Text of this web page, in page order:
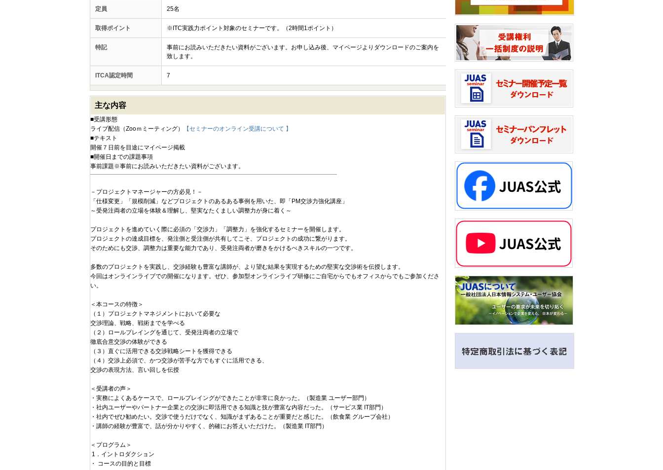
定員 25名
取得ポイント ※ITC実践力ポイント対象のセミナーです。（2時間1ポイント）
特記
事前にお読みいただきたい資料がございます。お申し込み後、マイページよりダウンロードのご案内を
致します。
ITCA認定時間 7
主な内容
■受講形態
ライブ配信（Zooｍミーティング）
【セミナーのオンライン受講について 】
■テキスト
開催７日前を目途にマイページ掲載
■開催日までの課題事項
事前課題※事前にお読みいただきたい資料がございます。
－プロジェクトマネージャーの方必見！－
「仕様変更」「規模削減」などプロジェクトのあるある事例を用いた、即「PM交渉力強化講座」
～受発注両者の立場を体験＆理解し、堅実なたくましい調整力が身に着く～
プロジェクトを進めていく際に必須の「交渉力」「調整力」を強化するセミナーを開催します。
プロジェクトの達成目標を、発注側と受注側が共有してこそ、プロジェクトの成功に繋がります。
そのためにも交渉、調整力は重要な能力であり、受発注両者が磨きをかけるべきスキルの一つです。
多数のプロジェクトを実践し、交渉経験も豊富な講師が、より望む結果を実現するための堅実な交渉術を伝授します。
今回はオンラインライブでの開催になります。ぜひ、参加型オンラインライブ研修にご自宅からでもオフィスからでもご参加くださ
い。
＜本コースの特徴＞
（１）プロジェクトマネジメントにおいて必要な
交渉理論、戦略、戦術までを学べる
（２）ロールプレイングを通じて、受発注両者の立場で
徹底合意交渉の体験ができる
（３）直ぐに活用できる交渉戦略シートを獲得できる
（４）交渉上必須で、かつ交渉が苦手な方でもすぐに活用できる、
交渉の表現方法、言い回しを伝授
＜受講者の声＞
・実務によくあるケースで、ロールプレイングができたことが非常に良かった。（製造業 ユーザー部門）
・社内ユーザーやパートナー企業との交渉に即活用できる知識と技が豊富な内容だった。（サービス業 IT部門）
・社内でぜひ勧めたい。交渉で使うだけでなく、知識がまずあることが重要だと感じた。（飲食業 グループ会社）
・講師の経験が豊富で、話が分かりやすく、的確にお答えいただけた。（製造業 IT部門）
＜プログラム＞
1．イントロダクション
・ コースの目的と目標